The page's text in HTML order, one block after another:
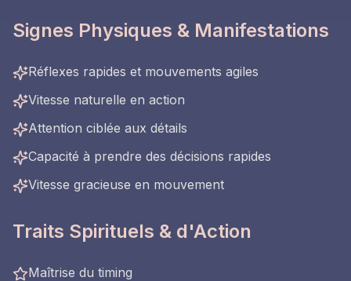
Signes Physiques & Manifestations
Réflexes rapides et mouvements agiles
Vitesse naturelle en action
Attention ciblée aux détails
Capacité à prendre des décisions rapides
Vitesse gracieuse en mouvement
Traits Spirituels & d'Action
Maîtrise du timing